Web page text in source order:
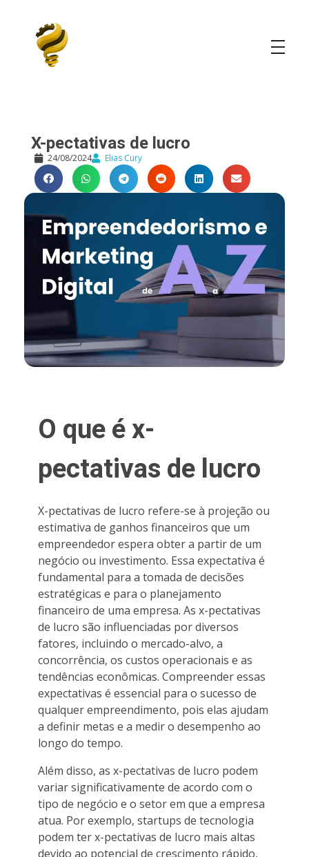
X-pectativas de lucro
24/08/2024 Elias Cury
O que é x-
pectativas de lucro
X-pectativas de lucro refere-se à projeção ou
estimativa de ganhos financeiros que um
empreendedor espera obter a partir de um
negócio ou investimento. Essa expectativa é
fundamental para a tomada de decisões
estratégicas e para o planejamento
financeiro de uma empresa. As x-pectativas
de lucro são influenciadas por diversos
fatores, incluindo o mercado-alvo, a
concorrência, os custos operacionais e as
tendências econômicas. Compreender essas
expectativas é essencial para o sucesso de
qualquer empreendimento, pois elas ajudam
a definir metas e a medir o desempenho ao
longo do tempo.
Além disso, as x-pectativas de lucro podem
variar significativamente de acordo com o
tipo de negócio e o setor em que a empresa
atua. Por exemplo, startups de tecnologia
podem ter x-pectativas de lucro mais altas
devido ao potencial de crescimento rápido,